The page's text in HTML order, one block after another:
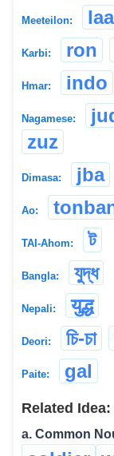
Meeteilon:
Karbi: ron
Hmar: indo
Nagamese:
zuz
Dimasa: jba
Ao:
TAI-Ahom: ট
Bangla: যুদ্ধ
Nepali: युद्ध
Deori: চি-চা
Paite: gal
Related Idea:
a. Common